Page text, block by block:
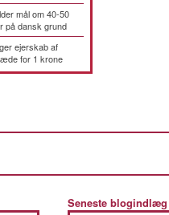
mål om 40-50
på dansk grund
ejerskab af
for 1 krone
Seneste blogindlæg